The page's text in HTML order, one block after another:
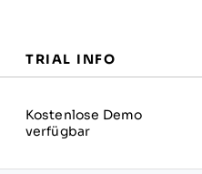
TRIAL INFO
Kostenlose Demo
verfügbar